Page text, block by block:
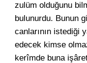
zulüm olduğunu
bulunurdu. Bunun
canlarının istediği
edecek kimse
kerîmde buna